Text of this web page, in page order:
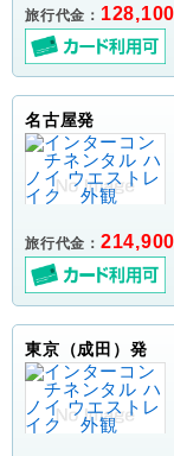
旅行代金：
名古屋発
旅行代金：
東京（成田）発